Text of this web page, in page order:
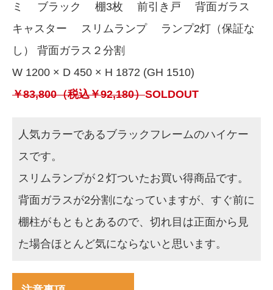
ミ ブラック 棚3枚 前引き戸 背面ガラス
キャスター スリムランプ ランプ2灯（保証な
し） 背面ガラス２分割
W 1200 × D 450 × H 1872 (GH 1510)
￥83,800（税込￥92,180）SOLDOUT
人気カラーであるブラックフレームのハイケー
スです。
スリムランプが２灯ついたお買い得商品です。
背面ガラスが2分割になっていますが、すぐ前に
棚柱がもともとあるので、切れ目は正面から見
た場合ほとんど気にならないと思います。